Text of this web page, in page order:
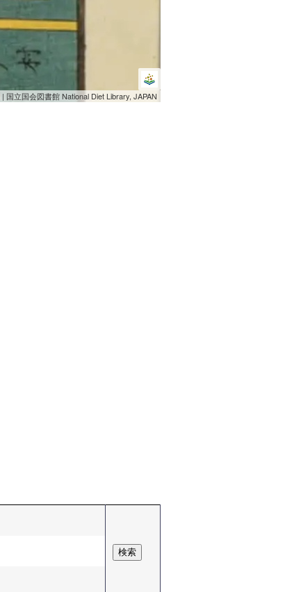
| 国立国会図書館 National Diet Library, JAPAN